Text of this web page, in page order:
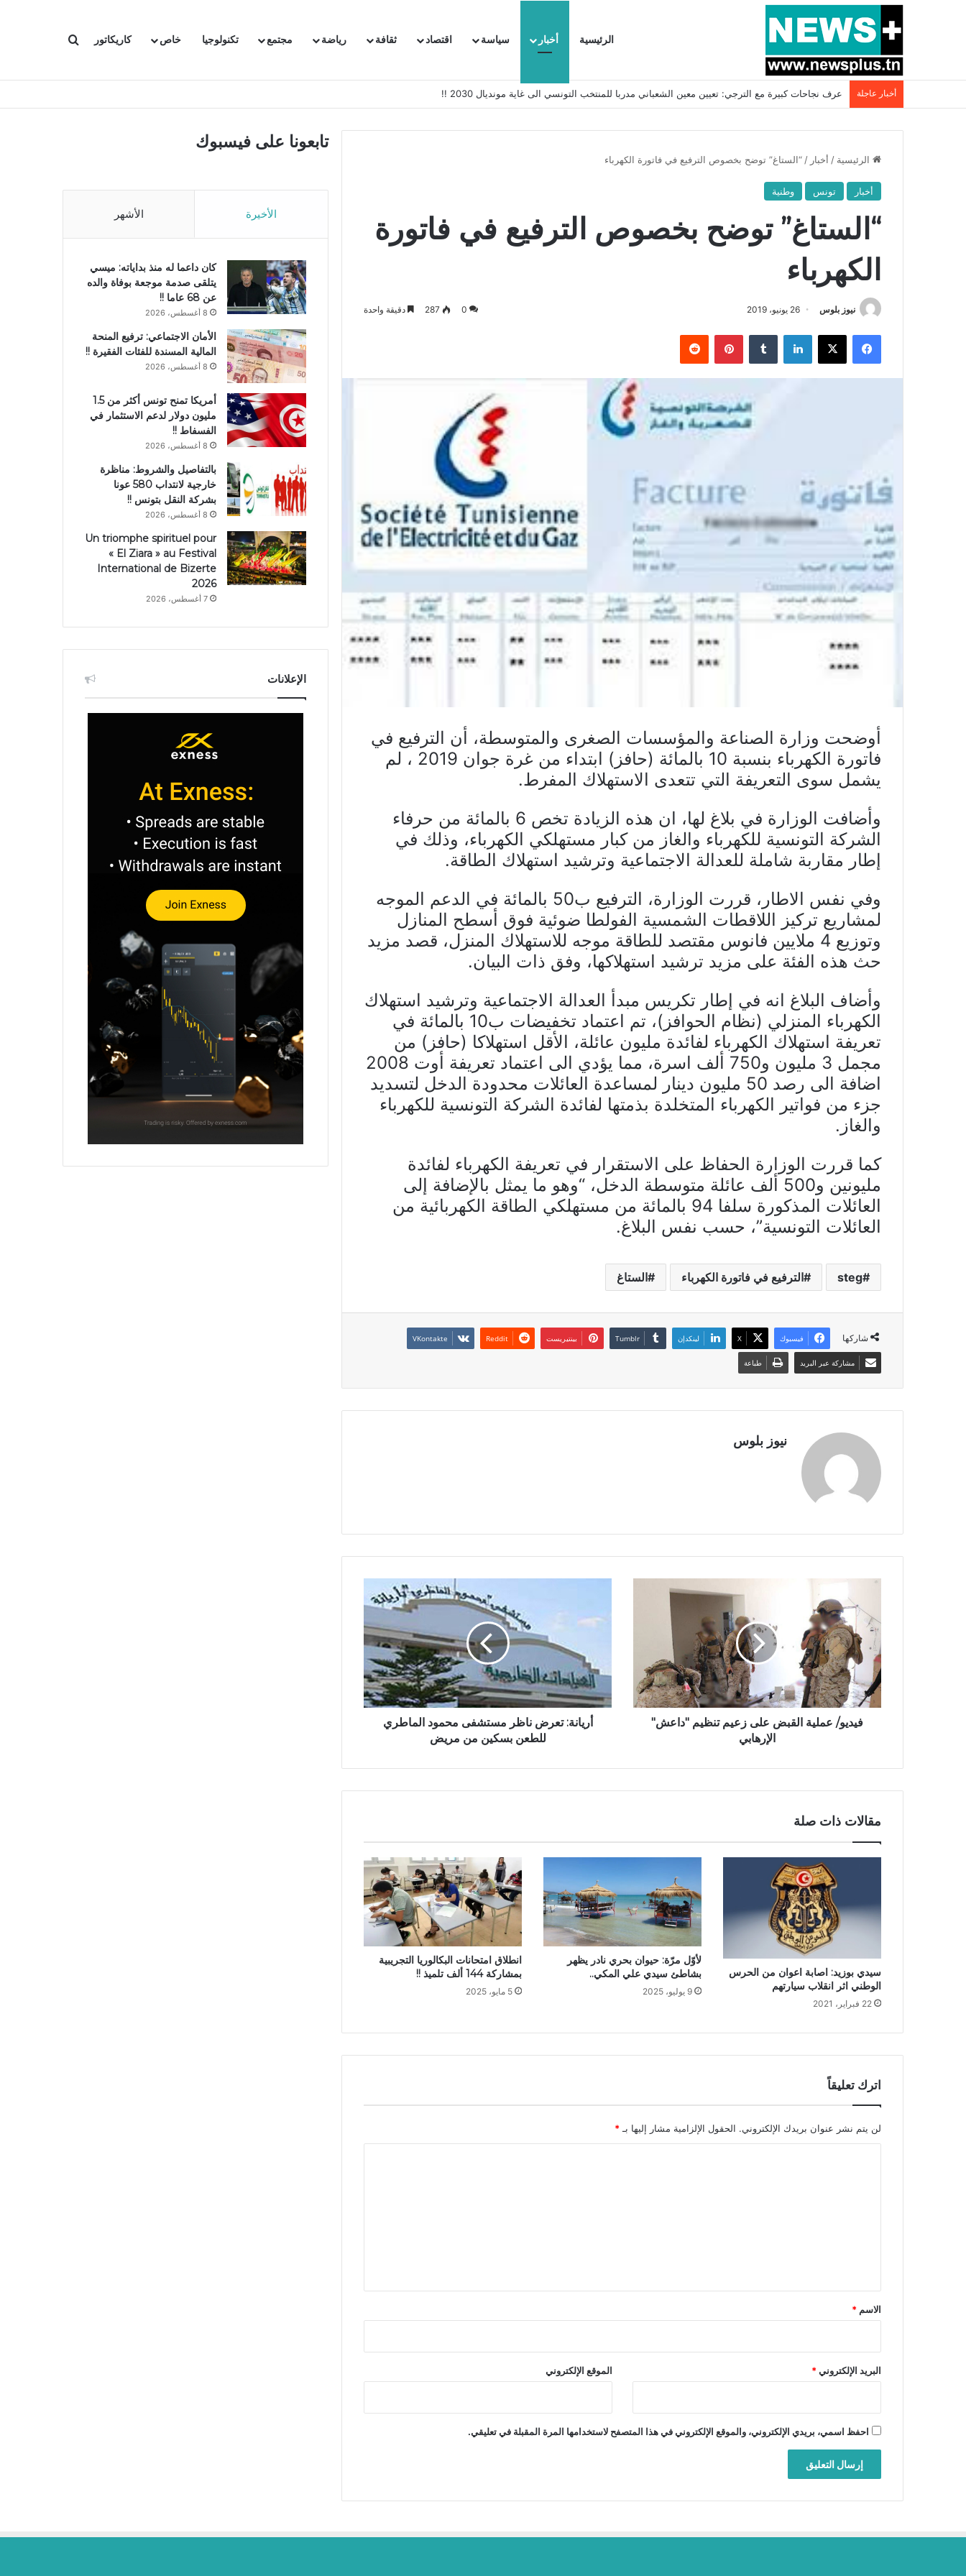
الرئيسية أخبار سياسة اقتصاد ثقافة رياضة مجتمع تكنولوجيا خاص كاريكاتور بحث عن
أخبار عاجلة بسبب المرزوقي وبتكليف من سعيّد: الخارجية تستدعي السفيرة الفرنسية بتونس وتبلغها احتجاجا شديد اللهجة !!
الرئيسية / أخبار / “الستاغ” توضح بخصوص الترفيع في فاتورة الكهرباء
أخبار تونس وطنية
“الستاغ” توضح بخصوص الترفيع في فاتورة
الكهرباء
نيوز بلوس 26 يونيو، 2019 0
287 دقيقة واحدة
فيسبوك X لينكدإن بينتيريست
أوضحت وزارة الصناعة والمؤسسات الصغرى والمتوسطة، أن الترفيع في
فاتورة الكهرباء بنسبة 10 بالمائة (حافز) ابتداء من غرة جوان 2019 ، لم
يشمل سوى التعريفة التي تتعدى الاستهلاك المفرط.
وأضافت الوزارة في بلاغ لها، ان هذه الزيادة تخص 6 بالمائة من حرفاء
الشركة التونسية للكهرباء والغاز من كبار مستهلكي الكهرباء، وذلك في
إطار مقاربة شاملة للعدالة الاجتماعية وترشيد استهلاك الطاقة.
وفي نفس الاطار، قررت الوزارة، الترفيع ب50 بالمائة في الدعم الموجه
لمشاريع تركيز اللاقطات الشمسية الفولطا ضوئية فوق أسطح المنازل
وتوزيع 4 ملايين فانوس مقتصد للطاقة موجه للاستهلاك المنزل، قصد مزيد
حث هذه الفئة على مزيد ترشيد استهلاكها، وفق ذات البيان.
وأضاف البلاغ انه في إطار تكريس مبدأ العدالة الاجتماعية وترشيد استهلاك
الكهرباء المنزلي (نظام الحوافز)، تم اعتماد تخفيضات ب10 بالمائة في
تعريفة استهلاك الكهرباء لفائدة مليون عائلة، الأقل استهلاكا (حافز) من
مجمل 3 مليون و750 ألف اسرة، مما يؤدي الى اعتماد تعريفة أوت 2008
اضافة الى رصد 50 مليون دينار لمساعدة العائلات محدودة الدخل لتسديد
جزء من فواتير الكهرباء المتخلدة بذمتها لفائدة الشركة التونسية للكهرباء
والغاز.
كما قررت الوزارة الحفاظ على الاستقرار في تعريفة الكهرباء لفائدة
مليونين و500 ألف عائلة متوسطة الدخل، “وهو ما يمثل بالإضافة إلى
العائلات المذكورة سلفا 94 بالمائة من مستهلكي الطاقة الكهربائية من
العائلات التونسية”، حسب نفس البلاغ.
steg الترفيع في فاتورة الكهرباء الستاغ
شاركها فيسبوك X لينكدإن بينتيريست
مشاركة عبر البريد طباعة
نيوز بلوس
فيديو/ عملية القبض على زعيم تنظيم "داعش"
الإرهابي
أريانة: تعرض ناظر مستشفى محمود الماطري
للطعن بسكين من مريض
مقالات ذات صلة
سيدي بوزيد: اصابة اعوان من الحرس
الوطني اثر انقلاب سيارتهم
22 فبراير، 2021
لأوّل مرّة: حيوان بحري نادر يظهر
بشاطئ سيدي علي المكي..
9 يوليو، 2025
انطلاق امتحانات البكالوريا التجريبية
بمشاركة 144 ألف تلميذ !!
5 مايو، 2025
اترك تعليقاً
لن يتم نشر عنوان بريدك الإلكتروني. الحقول الإلزامية مشار إليها بـ*
*
الاسم *
البريد الإلكتروني* الموقع الإلكتروني
احفظ اسمي، بريدي الإلكتروني، والموقع الإلكتروني في هذا المتصفح لاستخدامها المرة المقبلة في تعليقي.
تابعونا على فيسبوك
الأخيرة الأشهر
كان داعما له منذ بداياته: ميسي
يتلقى صدمة موجعة بوفاة والده
عن 68 عاما !!
8 أغسطس، 2026
الأمان الاجتماعي: ترفيع المنحة
المالية المسندة للفئات الفقيرة !!
8 أغسطس، 2026
أمريكا تمنح تونس أكثر من 1.5
مليون دولار لدعم الاستثمار في
الفسفاط !!
8 أغسطس، 2026
بالتفاصيل والشروط: مناظرة
خارجية لانتداب 580 عونا
بشركة النقل بتونس !!
8 أغسطس، 2026
Un triomphe spirituel pour
« El Ziara » au Festival
International de Bizerte
2026
7 أغسطس، 2026
الإعلانات